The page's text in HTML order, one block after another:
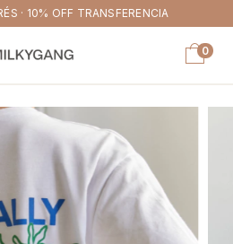
· 10% OFF TRANSFERENCIA
0